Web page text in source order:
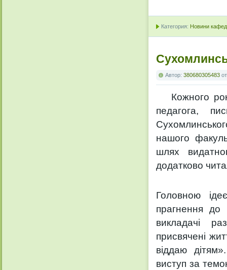
Категория: Новини
Автор: 380680305483
Кожного
педагога,
нашого
шлях
додатково
Головною
прагнення до
викладачі
присвячені
віддаю
виступ за